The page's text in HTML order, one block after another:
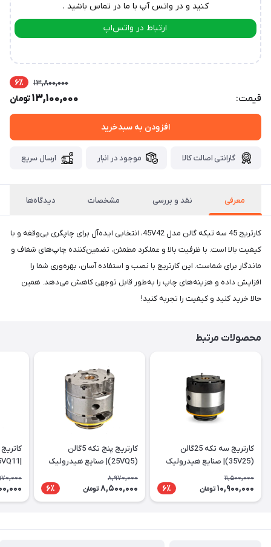
کنید و در واتس آپ با ما در تماس باشید .
ارتباط در واتس‌اپ
قیمت:
13,800,000 6٪
13,100,000تومان
افزودن به سبدخرید
گارانتی اصالت کالا موجود در انبار ارسال سریع
معرفی نقد و بررسی مشخصات دیدگاه‌ها
کارتریج 45 سه تیکه گالن مدل 45V42، انتخابی ایده‌آل برای چاپگری بی‌وقفه و با
کیفیت بالا است. با ظرفیت بالا و عملکرد مطمئن، تضمین‌کننده چاپ‌های شفاف و
ماندگار برای شماست. این کارتریج با نصب و استفاده آسان، بهره‌وری شما را
افزایش داده و هزینه‌های چاپ را به‌طور قابل توجهی کاهش می‌دهد. همین
حالا خرید کنید و کیفیت را تجربه کنید!
محصولات مرتبط
کارتریج سه تکه 25گالن
(35V25)| صنایع هیدرولیک
ایرانیان
11,500,000
10,900,000 تومان 6٪
کارتریج پنج تکه 5گالن
(25VQ5)| صنایع هیدرولیک
ایرانیان
8,970,000
8,500,000 تومان 6٪
|25VQ11